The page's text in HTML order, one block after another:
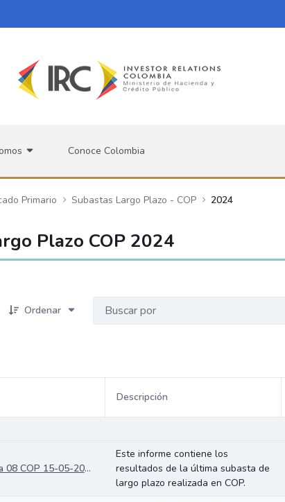
Conoce Colombia
Primario Subastas Largo Plazo - COP 2024
Plazo COP 2024
Ordenar
Descripción
Subasta 08 COP 15-05-2024
Este informe contiene los
resultados de la última subasta de
largo plazo realizada en COP.